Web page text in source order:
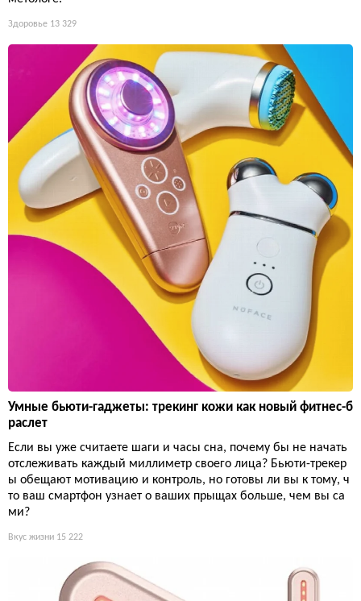
Здоровье 13 329
Умные бьюти-гаджеты: трекинг кожи как новый фитнес-б
раслет
Если вы уже считаете шаги и часы сна, почему бы не начать
отслеживать каждый миллиметр своего лица? Бьюти-трекер
ы обещают мотивацию и контроль, но готовы ли вы к тому, ч
то ваш смартфон узнает о ваших прыщах больше, чем вы са
ми?
Вкус жизни 15 222